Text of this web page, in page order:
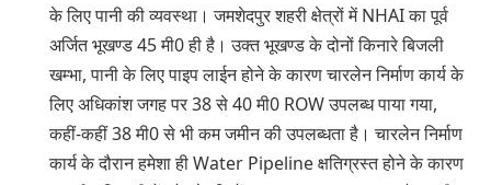
के लिए पानी की व्यवस्था। जमशेदपुर शहरी क्षेत्रों में NHAI का पूर्व
अर्जित भूखण्ड 45 मी0 ही है। उक्त भूखण्ड के दोनों किनारे बिजली
खम्भा, पानी के लिए पाइप लाईन होने के कारण चारलेन निर्माण कार्य के
लिए अधिकांश जगह पर 38 से 40 मी0 ROW उपलब्ध पाया गया,
कहीं-कहीं 38 मी0 से भी कम जमीन की उपलब्धता है। चारलेन निर्माण
कार्य के दौरान हमेशा ही Water Pipeline क्षतिग्रस्त होने के कारण